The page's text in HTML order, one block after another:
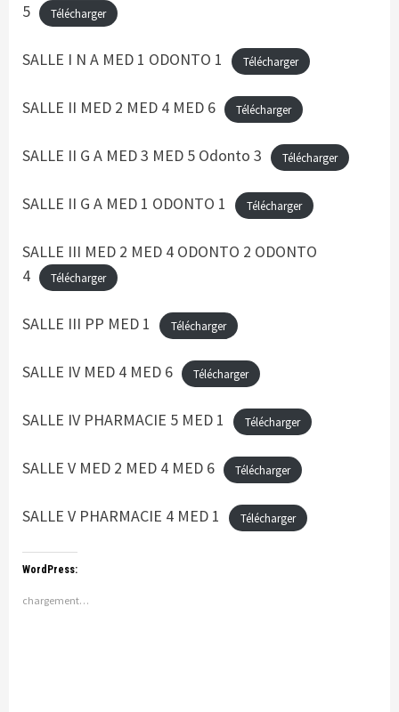
5
Télécharger
SALLE I N A MED 1 ODONTO 1 Télécharger
SALLE II MED 2 MED 4 MED 6 Télécharger
SALLE II G A MED 3 MED 5 Odonto 3 Télécharger
SALLE II G A MED 1 ODONTO 1 Télécharger
SALLE III MED 2 MED 4 ODONTO 2 ODONTO
4
Télécharger
SALLE III PP MED 1 Télécharger
SALLE IV MED 4 MED 6 Télécharger
SALLE IV PHARMACIE 5 MED 1 Télécharger
SALLE V MED 2 MED 4 MED 6 Télécharger
SALLE V PHARMACIE 4 MED 1 Télécharger
WordPress:
chargement…